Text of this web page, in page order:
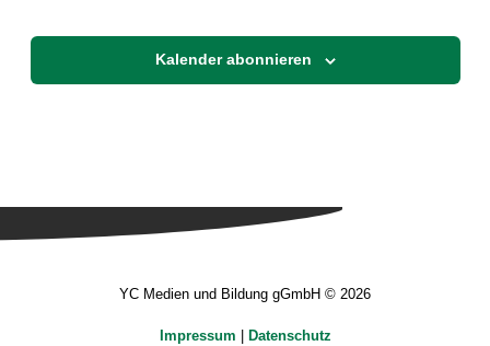
Kalender abonnieren
YC Medien und Bildung gGmbH © 2026
Impressum Datenschutz